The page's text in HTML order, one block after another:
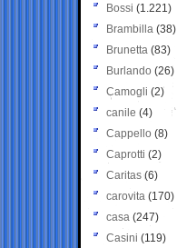
Bossi (1.221)
Brambilla (38)
Brunetta (83)
Burlando (26)
Camogli (2)
canile (4)
Cappello (8)
Caprotti (2)
Caritas (6)
carovita (170)
casa (247)
Casini (119)